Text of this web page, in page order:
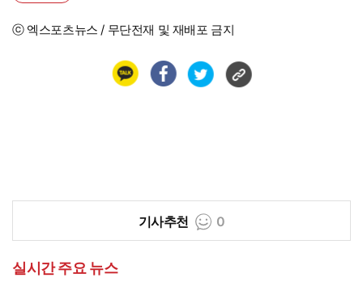
ⓒ 엑스포츠뉴스 / 무단전재 및 재배포 금지
기사추천 0
실시간 주요 뉴스